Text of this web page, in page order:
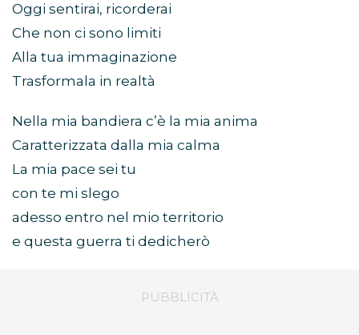
Oggi sentirai, ricorderai
Che non ci sono limiti
Alla tua immaginazione
Trasformala in realtà
Nella mia bandiera c’è la mia anima
Caratterizzata dalla mia calma
La mia pace sei tu
con te mi slego
adesso entro nel mio territorio
e questa guerra ti dedicherò